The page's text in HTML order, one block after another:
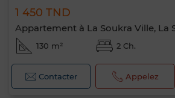
1 450 TND
Appartement à La Soukra Ville, La
130 m² 2 Ch.
Contacter Appelez